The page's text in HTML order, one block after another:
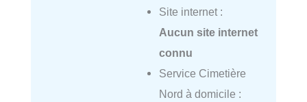
Site internet :
Aucun site internet
connu
Service Cimetière
Nord à domicile :